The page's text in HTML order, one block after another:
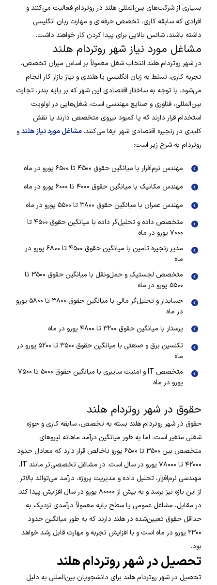
بسیاری از شرکت‌های بین‌المللی هلند در روتردام فعالیت می‌کنند و
افرادی که سابقه کاری، تخصص حرفه‌ای و مهارت زبان انگلیسی
داشته باشند، شانس بالایی برای پیدا کردن کار خواهند داشت.
مشاغل مورد نیاز شهر روتردام هلند
در شهر روتردام هلند انتخاب شغل معمولاً بر اساس میزان تخصص،
تجربه کاری، تسلط به زبان انگلیسی یا هلندی و نیاز بازار کار انجام
می‌شود. با توجه به ساختار اقتصادی این شهر که بر پایه بندر، تجارت
بین‌المللی، فناوری و صنایع مهندسی است، شغل‌هایی در اولویت
استخدام قرار دارند که یا کمبود نیروی متخصص دارند یا نقش
کلیدی در زنجیره اقتصادی شهر ایفا می‌کنند.مشاغل مورد نیاز هلندو
روتردام به شرح زیر است:
مهندس نرم‌افزار با میانگین حقوق ۴۵۰۰ تا ۶۵۰۰ یورو در ماه
مهندس مکانیک با میانگین حقوق ۴۰۰۰ تا ۶۰۰۰ یورو در ماه
مهندس عمران با میانگین حقوق ۳۸۰۰ تا ۵۵۰۰ یورو در ماه
متخصص داده و تحلیل‌گر داده با میانگین حقوق ۴۵۰۰ تا
۷۰۰۰ یورو در ماه
مدیر زنجیره تامین با میانگین حقوق ۴۵۰۰ تا ۶۸۰۰ یورو در
ماه
متخصص لجستیک و حمل‌ونقل با میانگین حقوق ۳۵۰۰ تا
۵۵۰۰ یورو در ماه
حسابدار و تحلیل‌گر مالی با میانگین حقوق ۳۸۰۰ تا ۵۸۰۰ یورو
در ماه
پرستار با میانگین حقوق ۳۲۰۰ تا ۴۸۰۰ یورو در ماه
تکنسین برق و صنعتی با میانگین حقوق ۳۵۰۰ تا ۵۲۰۰ یورو در
ماه
متخصص IT و امنیت سایبری با میانگین حقوق ۵۰۰۰ تا ۷۵۰۰
یورو در ماه
حقوق در شهر روتردام هلند
حقوق در شهر روتردام هلند بسته به تخصص، سابقه کاری و حوزه
شغلی متغیر است، اما به طور میانگین درآمد ماهانه نیروهای
متخصص بین ۳۵۰۰ تا ۶۵۰۰ یورو ناخالص قرار دارد که معادل حدود
۴۲۰۰۰ تا ۷۸۰۰۰ یورو در سال است. در مشاغل تخصصی‌تر مانند IT،
مهندسی نرم‌افزار، تحلیل داده و مدیریت پروژه، درآمد می‌تواند بالاتر
از این بازه نیز برسد و به بیش از ۸۰۰۰۰ یورو در سال افزایش پیدا کند.
در مقابل، مشاغل عمومی یا سطح پایه معمولاً درآمدی نزدیک به
حداقل حقوق تعیین‌شده در هلند دارند که به طور میانگین حدود
۲۳۰۰ یورو در ماه است و با افزایش تجربه و مهارت قابل رشد خواهد
بود.
تحصیل در شهر روتردام هلند
تحصیل در شهر روتردام هلند برای دانشجویان بین‌المللی به دلیل